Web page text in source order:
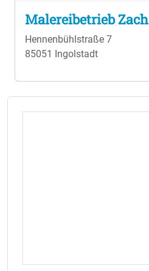
Malereibetrieb Zach
Hennenbühlstraße 7
85051 Ingolstadt